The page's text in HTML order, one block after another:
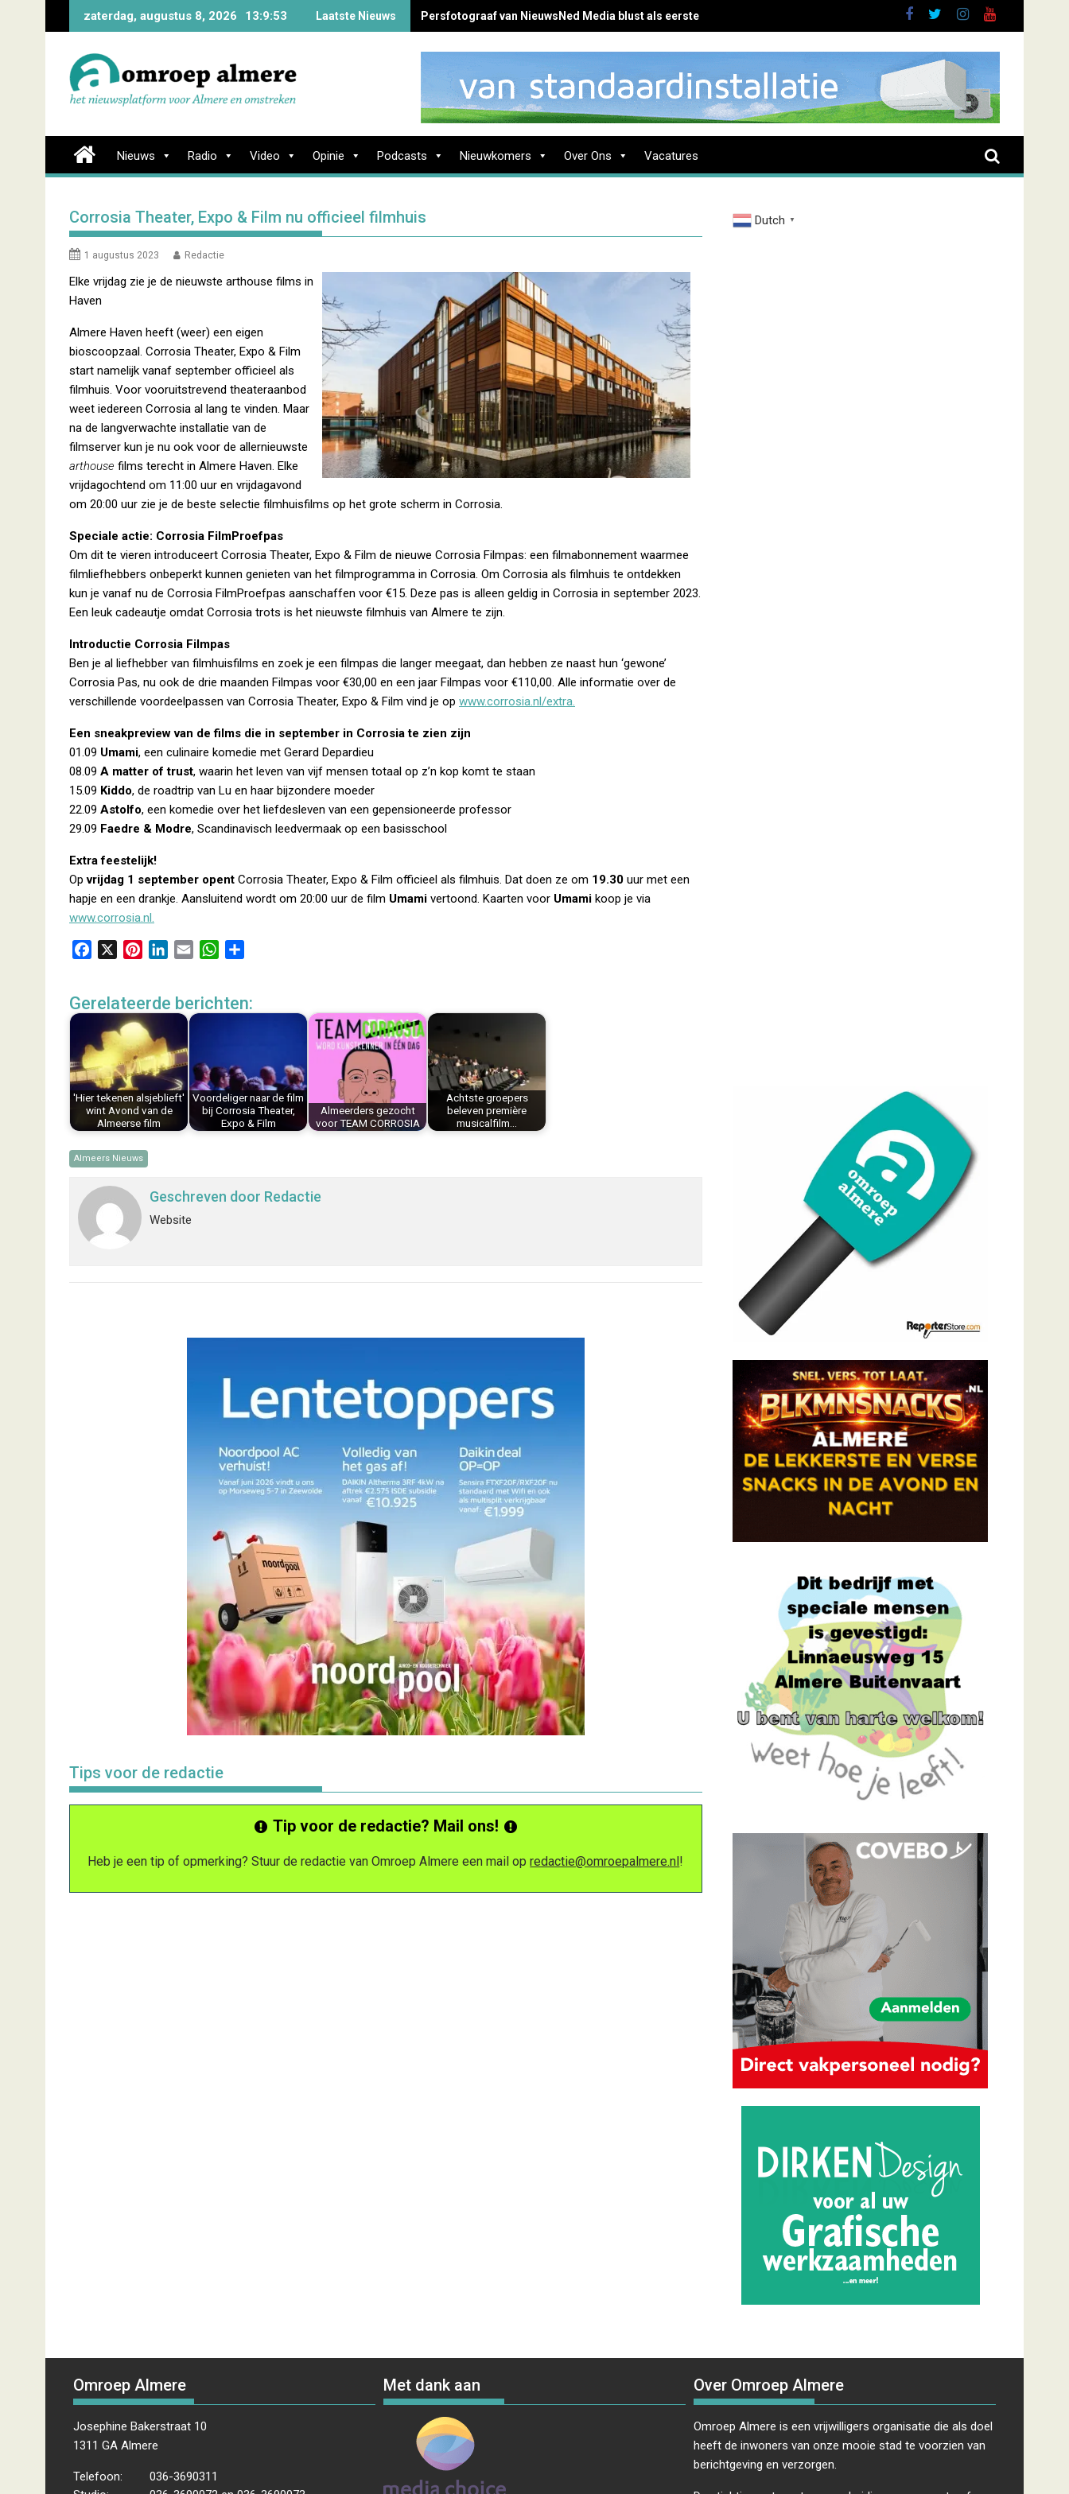
zaterdag, augustus 8, 2026 13:9:54 Laatste Nieuws Persfotograaf van NieuwsNed Media blust als eerste brand Zenderstraat
Nieuws Radio Video Opinie Podcasts Nieuwkomers Over Ons Vacatures
Corrosia Theater, Expo & Film nu officieel filmhuis
1 augustus 2023 Redactie
Elke vrijdag zie je de nieuwste arthouse films in
Haven
Almere Haven heeft (weer) een eigen
bioscoopzaal. Corrosia Theater, Expo & Film
start namelijk vanaf september officieel als
filmhuis. Voor vooruitstrevend theateraanbod
weet iedereen Corrosia al lang te vinden. Maar
na de langverwachte installatie van de
filmserver kun je nu ook voor de allernieuwste
arthouse films terecht in Almere Haven. Elke
vrijdagochtend om 11:00 uur en vrijdagavond
om 20:00 uur zie je de beste selectie filmhuisfilms op het grote scherm in Corrosia.
Speciale actie: Corrosia FilmProefpas
Om dit te vieren introduceert Corrosia Theater, Expo & Film de nieuwe Corrosia Filmpas: een filmabonnement waarmee
filmliefhebbers onbeperkt kunnen genieten van het filmprogramma in Corrosia. Om Corrosia als filmhuis te ontdekken
kun je vanaf nu de Corrosia FilmProefpas aanschaffen voor €15. Deze pas is alleen geldig in Corrosia in september 2023.
Een leuk cadeautje omdat Corrosia trots is het nieuwste filmhuis van Almere te zijn.
Introductie Corrosia Filmpas
Ben je al liefhebber van filmhuisfilms en zoek je een filmpas die langer meegaat, dan hebben ze naast hun ‘gewone’
Corrosia Pas, nu ook de drie maanden Filmpas voor €30,00 en een jaar Filmpas voor €110,00. Alle informatie over de
verschillende voordeelpassen van Corrosia Theater, Expo & Film vind je op www.corrosia.nl/extra.
Een sneakpreview van de films die in september in Corrosia te zien zijn
01.09 Umami, een culinaire komedie met Gerard Depardieu
08.09 A matter of trust, waarin het leven van vijf mensen totaal op z’n kop komt te staan
15.09 Kiddo, de roadtrip van Lu en haar bijzondere moeder
22.09 Astolfo, een komedie over het liefdesleven van een gepensioneerde professor
29.09 Faedre & Modre, Scandinavisch leedvermaak op een basisschool
Extra feestelijk!
Opvrijdag 1 september opent Corrosia Theater, Expo & Film officieel als filmhuis. Dat doen ze om 19.30 uur met een
hapje en een drankje. Aansluitend wordt om 20:00 uur de film Umami vertoond. Kaarten voor Umami koop je via
www.corrosia.nl.
e
o
o
k
t
e
r
e
s
t
k
d
I
n
i
W
t
p
p
e
Gerelateerde berichten:
'Hier tekenen alsjeblieft'
wint Avond van de
Almeerse film
Voordeliger naar de film
bij Corrosia Theater,
Expo & Film
Almeerders gezocht
voor TEAM CORROSIA
Achtste groepers
beleven première
musicalfilm…
Almeers Nieuws
Geschreven door Redactie
Website
Tips voor de redactie
Tip voor de redactie? Mail ons!
Heb je een tip of opmerking? Stuur de redactie van Omroep Almere een mail opredactie@omroepalmere.nl!
Dutch ▼
Omroep Almere
Josephine Bakerstraat 10
1311 GA Almere
Telefoon:
036-3690311
Met dank aan Over Omroep Almere
Omroep Almere is een vrijwilligers organisatie die als doel
heeft de inwoners van onze mooie stad te voorzien van
berichtgeving en verzorgen.